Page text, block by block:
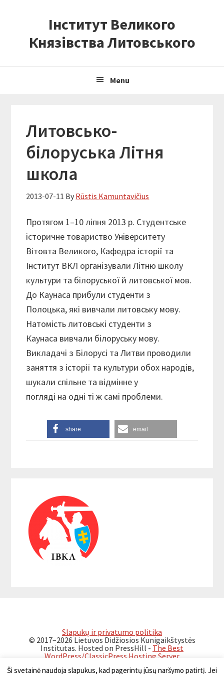
navigation
Інститут Великого
Князівства Литовського
Menu
Литовсько-
білоруська Літня
школа
2013-07-11 By Rūstis Kamuntavičius
Протягом 1–10 ліпня 2013 р. Студентське
історичне товариство Університету
Вітовта Великого, Кафедра історії та
Інститут ВКЛ організували Літню школу
культури та білоруської й литовської мов.
До Каунаса прибули студенти з
Полоцька, які вивчали литовську мову.
Натомість литовські студенти з
Каунаса вивчали білоруську мову.
Викладачі з Білорусі та Литви проводили
заняття з історії та культури обох народів,
шукали спільне та відмінне у
погляді на одні ті ж самі проблеми.
share email
Interactions
Sidebar
Slapukų ir privatumo politika
© 2017–2026 Lietuvos Didžiosios Kunigaikštystės
Institutas. Hosted on PressHill - The Best
WordPress/ClassicPress Hosting Server
Ši svetainė naudoja slapukus, kad pagerintų jūsų naršymo patirtį. Jei